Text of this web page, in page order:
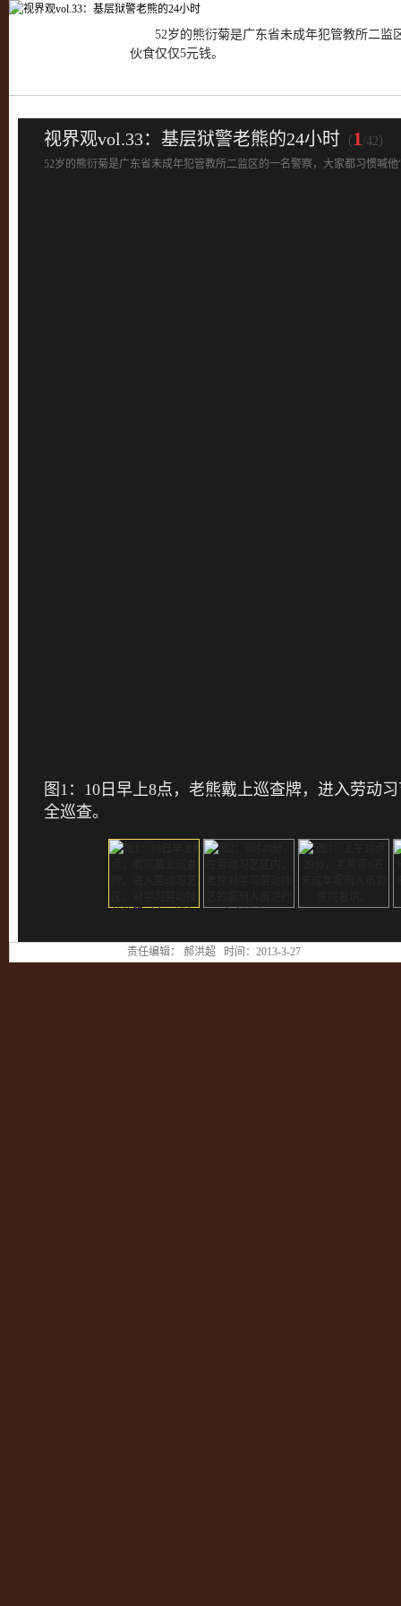
52岁的熊衍菊是广东省未成年犯管教所二监
伙食仅仅5元钱。
视界观vol.33：基层狱警老熊的24小时 （ 1/42）
52岁的熊衍菊是广东省未成年犯管教所二监区的一名警察，大家都习惯喊
图1：10日早上8点，老熊戴上巡查牌，进入劳动
全巡查。
责任编辑： 郝洪超 时间：2013-3-27